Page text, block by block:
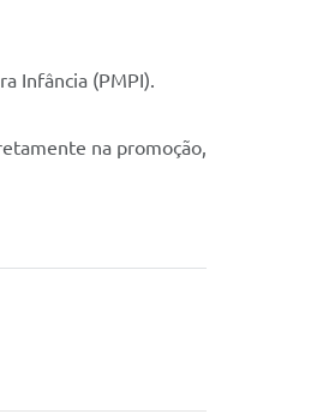
Infância (PMPI).
na promoção,